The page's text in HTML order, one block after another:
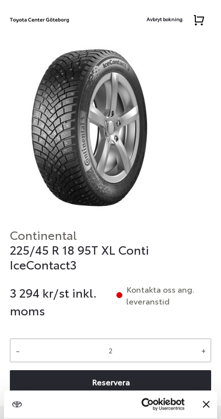
Avbryt bokning
Continental
225/45 R 18 95T XL Conti
IceContact3
3 294 kr/st inkl.
moms
Kontakta oss ang.
leveranstid
- +
Reservera